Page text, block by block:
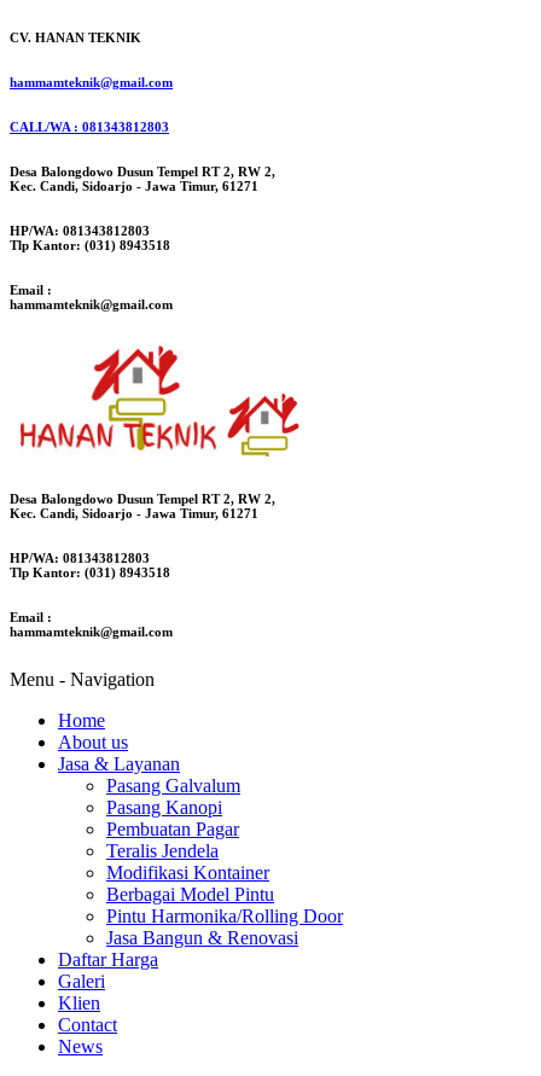
CV. HANAN TEKNIK
hammamteknik@gmail.com
CALL/WA : 081343812803
Desa Balongdowo Dusun Tempel RT 2, RW 2,
Kec. Candi, Sidoarjo - Jawa Timur, 61271
HP/WA: 081343812803
Tlp Kantor: (031) 8943518
Email :
hammamteknik@gmail.com
Desa Balongdowo Dusun Tempel RT 2, RW 2,
Kec. Candi, Sidoarjo - Jawa Timur, 61271
HP/WA: 081343812803
Tlp Kantor: (031) 8943518
Email :
hammamteknik@gmail.com
Menu - Navigation
Home
About us
Jasa & Layanan
Pasang Galvalum
Pasang Kanopi
Pembuatan Pagar
Teralis Jendela
Modifikasi Kontainer
Berbagai Model Pintu
Pintu Harmonika/Rolling Door
Jasa Bangun & Renovasi
Daftar Harga
Galeri
Klien
Contact
News